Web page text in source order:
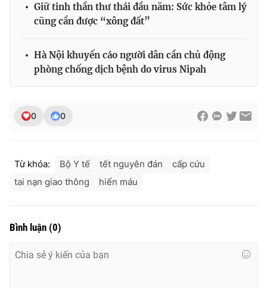
Giữ tinh thần thư thái đầu năm: Sức khỏe tâm lý
cũng cần được “xông đất”
Hà Nội khuyến cáo người dân cần chủ động
phòng chống dịch bệnh do virus Nipah
0 0
Từ khóa: Bộ Y tế tết nguyên đán
cấp cứu
tai nạn giao thông
hiến máu
Bình luận (0)